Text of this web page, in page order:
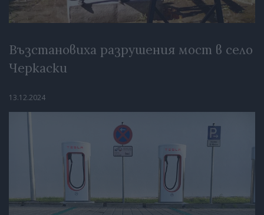
Възстановиха разрушения мост в село
Черкаски
13.12.2024